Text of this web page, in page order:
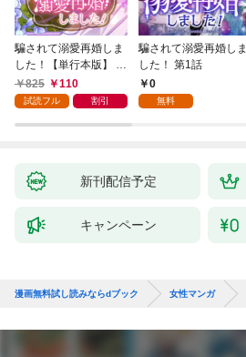
騙されて溺愛再婚しま
した！【単行本版】 1
巻825 110
試読フル 割引
騙されて溺愛再婚しま
した！ 第1話
0
無料
新刊配信予定
キャンペーン
漫画無料試し読みならdブック 女性マンガ